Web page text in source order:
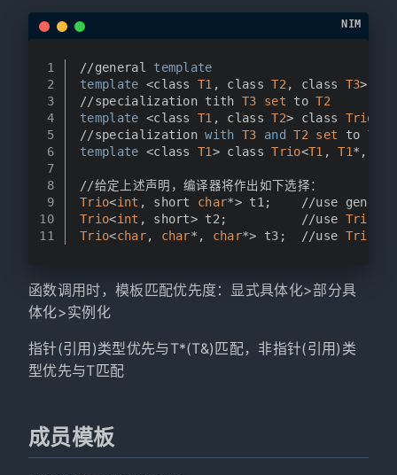
1
2
3
4
5
6
7
8
9
10
11
//general template
template <class T1 , class T2 , class T3>
//specialization tith T3 set to T2
template <class T1 , class T2> class Trio
//specialization with T3 and T2 set to T1
template <class T1> class Trio<T1 , T1*,
//给定上述声明，编译器将作出如下选择：
Trio<int , short char*> t1;    //use
Trio<int , short> t2;          //use Trio
Trio<char, char*, char*> t3;  //use Trio
NIM
函数调用时，模板匹配优先度：显式具体化>部分具
体化>实例化
指针(引用)类型优先与T*(T&)匹配，非指针(引用)类
型优先与T匹配
成员模板